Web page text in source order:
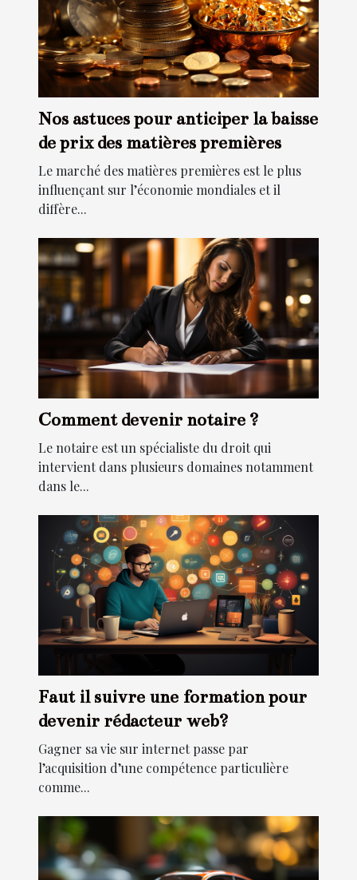
Nos astuces pour anticiper la baisse
de prix des matières premières
Le marché des matières premières est le plus
influençant sur l’économie mondiales et il
diffère...
Comment devenir notaire ?
Le notaire est un spécialiste du droit qui
intervient dans plusieurs domaines notamment
dans le...
Faut il suivre une formation pour
devenir rédacteur web?
Gagner sa vie sur internet passe par
l’acquisition d’une compétence particulière
comme...